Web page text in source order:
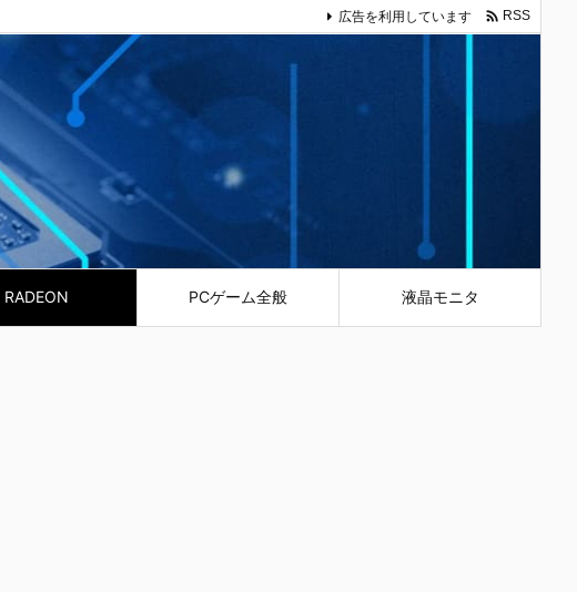
RADEON PCゲーム全般 液晶モニタ
広告を利用しています  RSS